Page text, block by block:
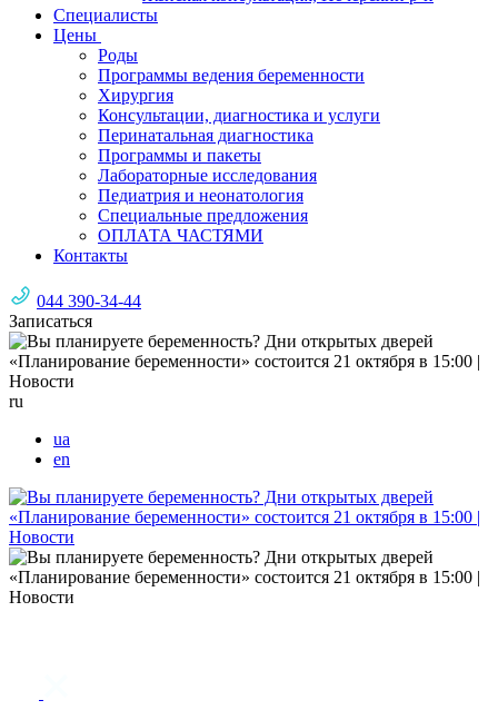
Специалисты
Цены
Роды
Программы ведения беременности
Хирургия
Консультации, диагностика и услуги
Перинатальная диагностика
Программы и пакеты
Лабораторные исследования
Педиатрия и неонатология
Специальные предложения
ОПЛАТА ЧАСТЯМИ
Контакты
044 390-34-44
Записаться
ru
ua
en